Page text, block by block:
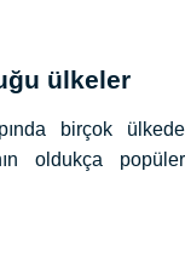
ülkeler
birçok ülkede
oldukça popüler